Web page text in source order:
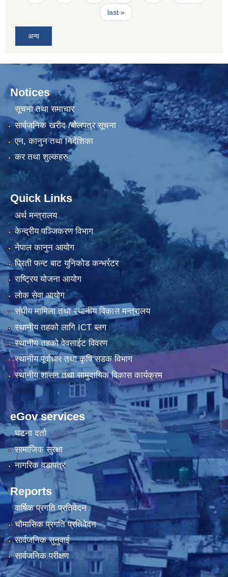
last »
अन्य
Notices
सूचना तथा समाचार
सार्वजनिक खरीद /बोलपत्र सूचना
एन, कानुन तथा निर्देशिका
कर तथा शुल्कहरु
Quick Links
अर्थ मन्त्रालय
केन्द्रीय पञ्जिकरण विभाग
नेपाल कानुन आयोग
प्रिती फन्ट बाट युनिकोड कन्भर्रटर
राष्ट्रिय योजना आयोग
लोक सेवा आयोग
संघीय मामिला तथा स्थानीय विकास मन्त्रालय
स्थानीय तहको लागि ICT ब्लग
स्थानीय तहको वेवसाईट विवरण
स्थानीय पूर्वाधार तथा कृषि सडक विभाग
स्थानीय शासन तथा सामुदायिक विकास कार्यक्रम
eGov services
घटना दर्ता
सामाजिक सुरक्षा
नागरिक वडापत्र
Reports
वार्षिक प्रगति प्रतिवेदन
चौमासिक प्रगति प्रतिवेदन
सार्वजनिक सुनुवाई
सार्वजनिक परीक्षण